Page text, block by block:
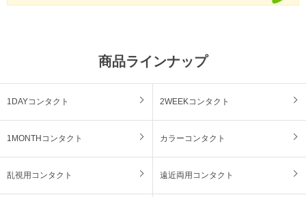
商品ラインナップ
1DAYコンタクト 2WEEKコンタクト
1MONTHコンタクト カラーコンタクト
乱視用コンタクト 遠近両用コンタクト